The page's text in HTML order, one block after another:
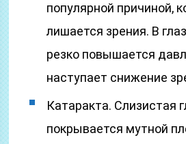
популярной причиной,
лишается зрения. В
резко повышается
наступает снижение
Катаракта. Слизистая
покрывается мутной